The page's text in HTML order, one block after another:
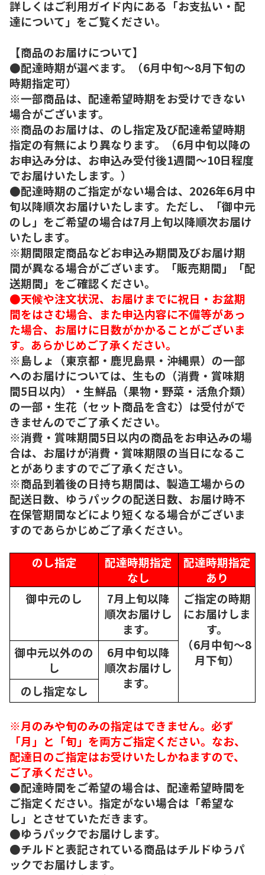
詳しくはご利用ガイド内にある「お支払い・配
達について」をご覧ください。
【商品のお届けについて】
●配達時期が選べます。（6月中旬～8月下旬の
時期指定可）
※一部商品は、配達希望時期をお受けできない
場合がございます。
※商品のお届けは、のし指定及び配達希望時期
指定の有無により異なります。（6月中旬以降の
お申込み分は、お申込み受付後1週間～10日程度
でお届けいたします。）
●配達時期のご指定がない場合は、2026年6月中
旬以降順次お届けいたします。ただし、「御中元
のし」をご希望の場合は7月上旬以降順次お届け
いたします。
※期間限定商品などお申込み期間及びお届け期
間が異なる場合がございます。「販売期間」「配
送期間」をご確認ください。
●天候や注文状況、お届けまでに祝日・お盆期
間をはさむ場合、また申込内容に不備等があっ
た場合、お届けに日数がかかることがございま
す。あらかじめご了承ください。
※島しょ（東京都・鹿児島県・沖縄県）の一部
へのお届けについては、生もの（消費・賞味期
間5日以内）・生鮮品（果物・野菜・活魚介類）
の一部・生花（セット商品を含む）は受付がで
きませんのでご了承ください。
※消費・賞味期間5日以内の商品をお申込みの場
合は、お届けが消費・賞味期限の当日になるこ
とがありますのでご了承ください。
※商品到着後の日持ち期間は、製造工場からの
配送日数、ゆうパックの配送日数、お届け時不
在保管期間などにより短くなる場合がございま
すのであらかじめご了承ください。
のし指定
配達時期指定
なし
配達時期指定
あり
御中元のし
7月上旬以降
順次お届けし
ます。
ご指定の時期
にお届けしま
す。
（6月中旬～8
月下旬）
御中元以外のの
し
6月中旬以降
順次お届けし
ます。
のし指定なし
※月のみや旬のみの指定はできません。必ず
「月」と「旬」を両方ご指定ください。なお、
配達日のご指定はお受けいたしかねますので、
ご了承ください。
●配達時間をご希望の場合は、配達希望時間を
ご指定ください。指定がない場合は「希望な
し」とさせていただきます。
●ゆうパックでお届けします。
●チルドと表記されている商品はチルドゆうパ
ックでお届けします。